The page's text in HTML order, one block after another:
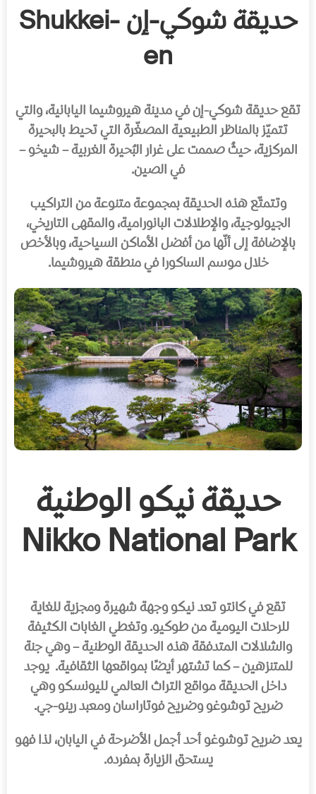
حديقة شوكي-إن Shukkei-
en
تقع حديقة شوكي-إن في مدينة هيروشيما اليابانية، والتي
تتميّز بالمناظر الطبيعية المصغّرة التي تحيط بالبحيرة
المركزية، حيثُ صممت على غرار البُحيرة الغربية – شيخو –
في الصين.
وتتمتّع هذه الحديقة بمجموعة متنوعة من التراكيب
الجيولوجية، والإطلالات البانورامية، والمقهى التاريخي،
بالإضافة إلى أنّها من أفضل الأماكن السياحية، وبالأخص
خلال موسم الساكورا في منطقة هيروشيما.
حديقة نيكو الوطنية
Nikko National Park
تقع في كانتوتعد نيكو وجهة شهيرة ومجزية للغاية
للرحلات اليومية من طوكيو. وتغطي الغابات الكثيفة
والشلالات المتدفقة هذه الحديقة الوطنية – وهي جنة
للمتنزهين – كما تشتهر أيضًا بمواقعها الثقافية. يوجد
داخل الحديقة مواقع التراث العالمي لليونسكو وهي
ضريح توشوغو وضريح فوتاراسان ومعبد رينو-جي.
يعد ضريح توشوغو أحد أجمل الأضرحة في اليابان، لذا فهو
يستحق الزيارة بمفرده.